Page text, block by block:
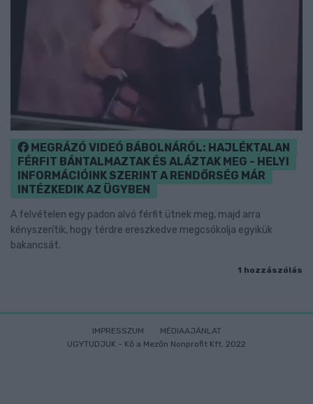
MEGRÁZÓ VIDEÓ BÁBOLNÁRÓL: HAJLÉKTALAN
FÉRFIT BÁNTALMAZTAK ÉS ALÁZTAK MEG - HELYI
INFORMÁCIÓINK SZERINT A RENDŐRSÉG MÁR
INTÉZKEDIK AZ ÜGYBEN
A felvételen egy padon alvó férfit ütnek meg, majd arra
kényszerítik, hogy térdre ereszkedve megcsókolja egyikük
bakancsát.
1 hozzászólás
IMPRESSZUM
MÉDIAAJÁNLAT
UGYTUDJUK - Kő a Mezőn Nonprofit Kft. 2022